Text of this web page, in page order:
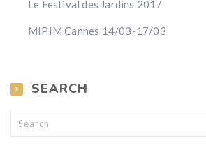
Le Festival des Jardins 2017
MIPIM Cannes 14/03-17/03
SEARCH